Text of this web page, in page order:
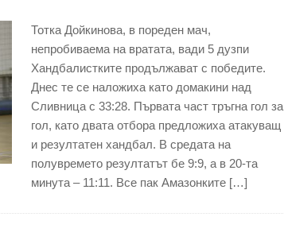
Тотка Дойкинова, в пореден мач,
непробиваема на вратата, вади 5 дузпи
Хандбалистките продължават с победите.
Днес те се наложиха като домакини над
Сливница с 33:28. Първата част тръгна гол за
гол, като двата отбора предложиха атакуващ
и резултатен хандбал. В средата на
полувремето резултатът бе 9:9, а в 20-та
минута – 11:11. Все пак Амазонките […]